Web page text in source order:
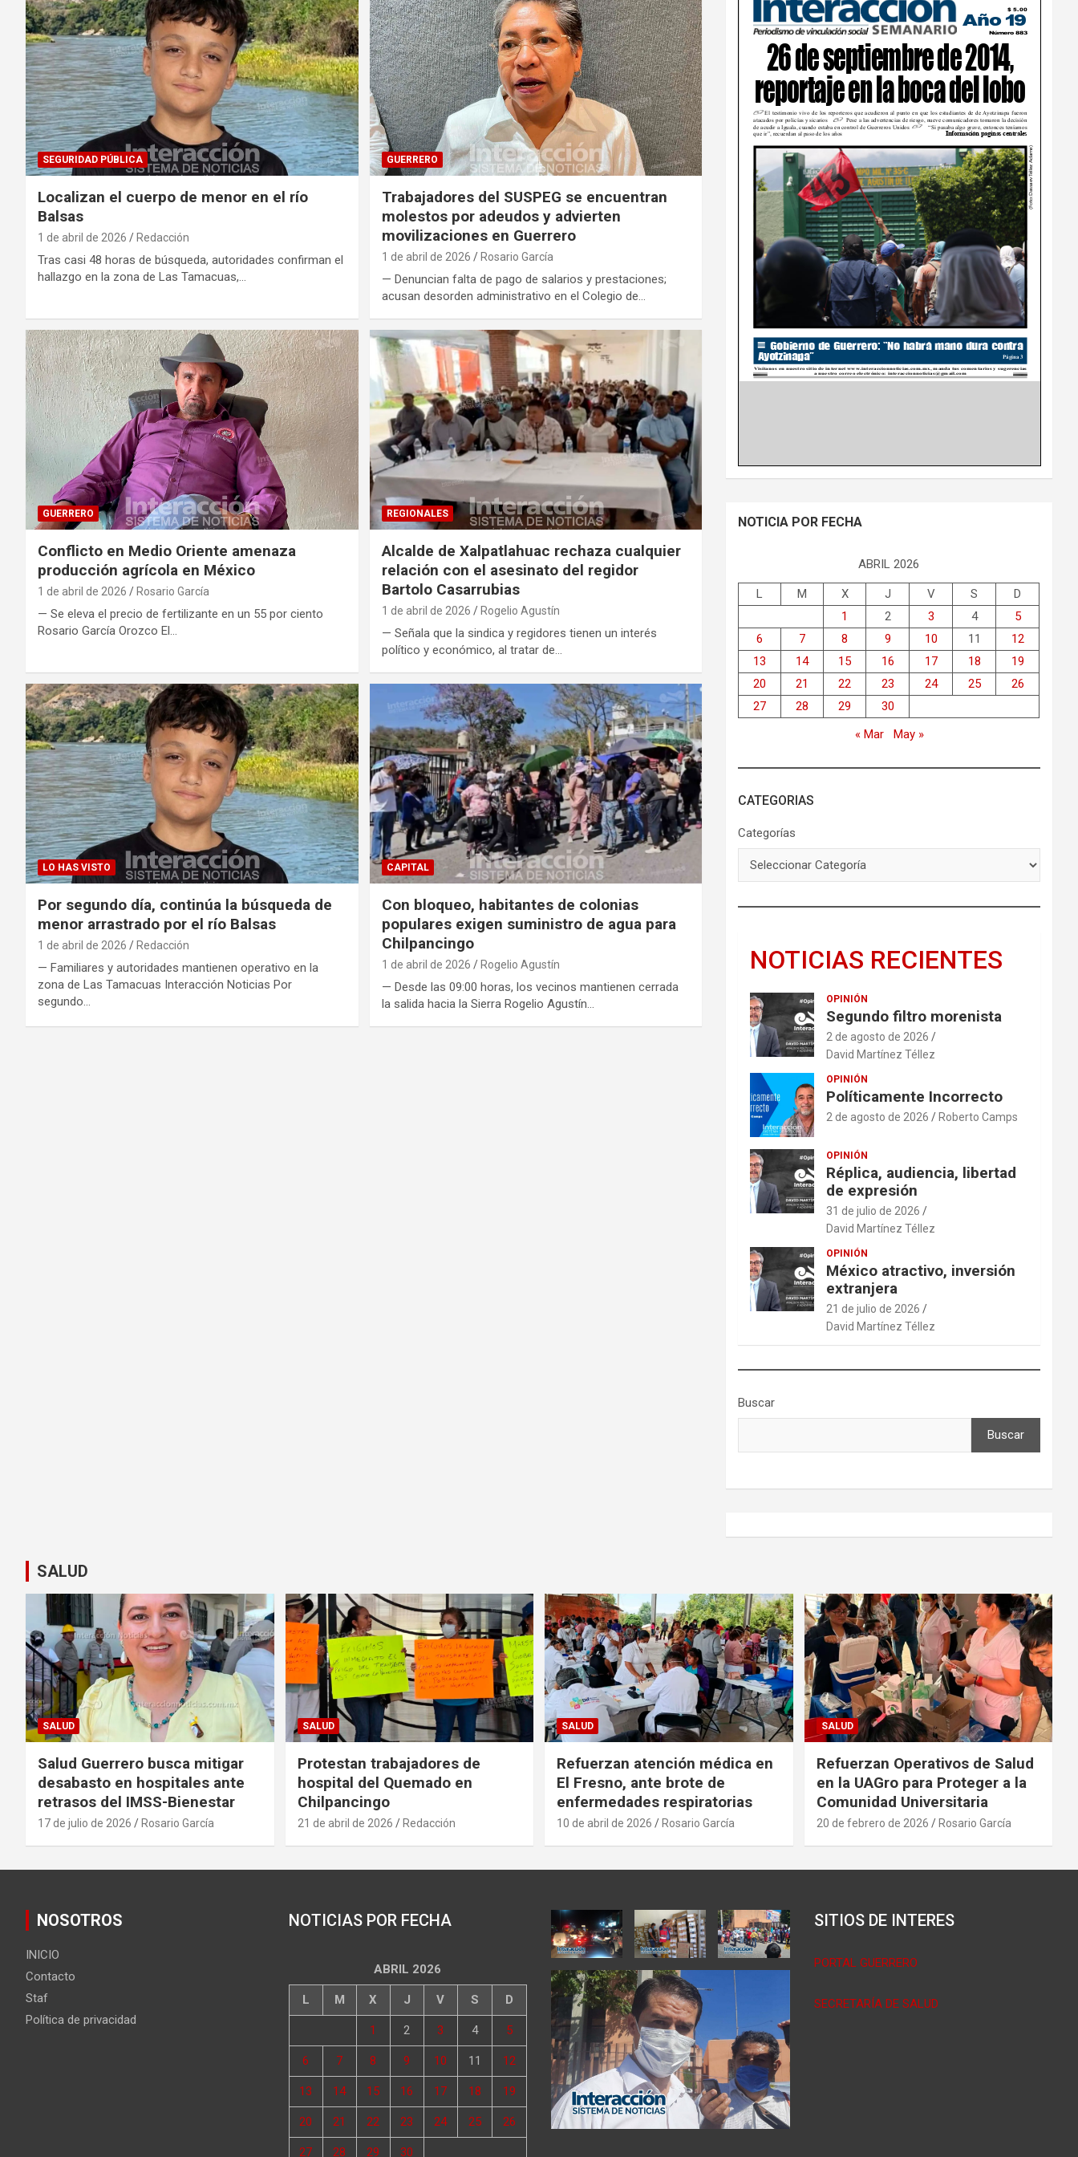
SEGURIDAD PÚBLICA
Localizan el cuerpo de menor en el río
Balsas
1 de abril de 2026 Redacción
Tras casi 48 horas de búsqueda, autoridades confirman el
hallazgo en la zona de Las Tamacuas,…
GUERRERO
Trabajadores del SUSPEG se encuentran
molestos por adeudos y advierten
movilizaciones en Guerrero
1 de abril de 2026 Rosario García
— Denuncian falta de pago de salarios y prestaciones;
acusan desorden administrativo en el Colegio de…
GUERRERO
Conflicto en Medio Oriente amenaza
producción agrícola en México
1 de abril de 2026 Rosario García
— Se eleva el precio de fertilizante en un 55 por ciento
Rosario García Orozco El…
REGIONALES
Alcalde de Xalpatlahuac rechaza cualquier
relación con el asesinato del regidor
Bartolo Casarrubias
1 de abril de 2026 Rogelio Agustín
— Señala que la sindica y regidores tienen un interés
político y económico, al tratar de…
LO HAS VISTO
Por segundo día, continúa la búsqueda de
menor arrastrado por el río Balsas
1 de abril de 2026 Redacción
— Familiares y autoridades mantienen operativo en la
zona de Las Tamacuas Interacción Noticias Por
segundo…
CAPITAL
Con bloqueo, habitantes de colonias
populares exigen suministro de agua para
Chilpancingo
1 de abril de 2026 Rogelio Agustín
— Desde las 09:00 horas, los vecinos mantienen cerrada
la salida hacia la Sierra Rogelio Agustín…
NOTICIA POR FECHA
ABRIL 2026
L M X J V S
D
1
2 3 4
5
6
7 8 9 10 11
12
13
14 15 16 17 18
19
20
21 22 23 24 25
26
27
28 29
30
« Mar
May »
CATEGORIAS
Categorías
NOTICIAS RECIENTES
OPINIÓN
Segundo filtro morenista
2 de agosto de 2026
David Martínez Téllez
OPINIÓN
Políticamente Incorrecto
2 de agosto de 2026 Roberto Camps
OPINIÓN
Réplica, audiencia, libertad
de expresión
31 de julio de 2026
David Martínez Téllez
OPINIÓN
México atractivo, inversión
extranjera
21 de julio de 2026
David Martínez Téllez
Buscar
Buscar
SALUD
SALUD
Salud Guerrero busca mitigar
desabasto en hospitales ante
retrasos del IMSS-Bienestar
17 de julio de 2026 Rosario García
SALUD
Protestan trabajadores de
hospital del Quemado en
Chilpancingo
21 de abril de 2026 Redacción
SALUD
Refuerzan atención médica en
El Fresno, ante brote de
enfermedades respiratorias
10 de abril de 2026 Rosario García
SALUD
Refuerzan Operativos de Salud
en la UAGro para Proteger a la
Comunidad Universitaria
20 de febrero de 2026 Rosario García
NOSOTROS
INICIO
Contacto
Staf
Política de privacidad
NOTICIAS POR FECHA
ABRIL 2026
L M X J V S D
1 2 3 4 5
6 7 8 9 10 11 12
13 14 15 16 17 18 19
20 21 22 23 24 25 26
27 28 29 30
SITIOS DE INTERES
PORTAL GUERRERO
SECRETARÍA DE SALUD